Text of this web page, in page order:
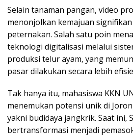
​Selain tanaman pangan, video
menonjolkan kemajuan
peternakan. Salah satu poin
teknologi digitalisasi melalui
produksi telur ayam, yang
pasar dilakukan secara lebih
​Tak hanya itu, mahasiswa KKN
menemukan potensi unik di
yakni budidaya jangkrik. Saat ini,
bertransformasi menjadi